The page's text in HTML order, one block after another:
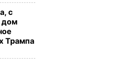
с
дом
Трампа